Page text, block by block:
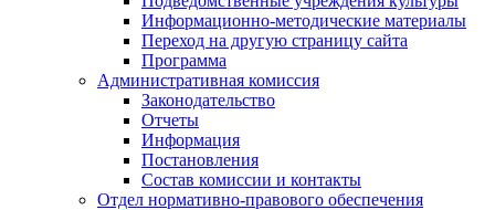
Информационно-методические материалы
Переход на другую страницу сайта
Программа
Административная комиссия
Законодательство
Отчеты
Информация
Постановления
Состав комиссии и контакты
Отдел нормативно-правового обеспечения